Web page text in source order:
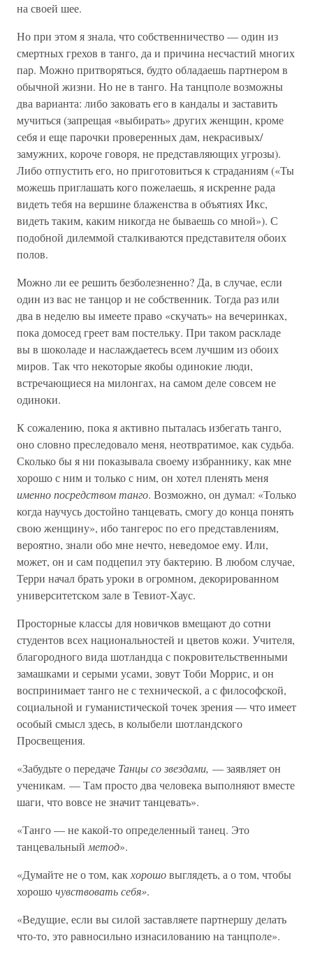
на своей шее.
Но при этом я знала, что собственничество — один из
смертных грехов в танго, да и причина несчастий многих
пар. Можно притворяться, будто обладаешь партнером в
обычной жизни. Но не в танго. На танцполе возможны
два варианта: либо заковать его в кандалы и заставить
мучиться (запрещая «выбирать» других женщин, кроме
себя и еще парочки проверенных дам, некрасивых/
замужних, короче говоря, не представляющих угрозы).
Либо отпустить его, но приготовиться к страданиям («Ты
можешь приглашать кого пожелаешь, я искренне рада
видеть тебя на вершине блаженства в объятиях Икс,
видеть таким, каким никогда не бываешь со мной»). С
подобной дилеммой сталкиваются представителя обоих
полов.
Можно ли ее решить безболезненно? Да, в случае, если
один из вас не танцор и не собственник. Тогда раз или
два в неделю вы имеете право «скучать» на вечеринках,
пока домосед греет вам постельку. При таком раскладе
вы в шоколаде и наслаждаетесь всем лучшим из обоих
миров. Так что некоторые якобы одинокие люди,
встречающиеся на милонгах, на самом деле совсем не
одиноки.
К сожалению, пока я активно пыталась избегать танго,
оно словно преследовало меня, неотвратимое, как судьба.
Сколько бы я ни показывала своему избраннику, как мне
хорошо с ним и только с ним, он хотел пленять меня
именно посредством танго. Возможно, он думал: «Только
когда научусь достойно танцевать, смогу до конца понять
свою женщину», ибо тангерос по его представлениям,
вероятно, знали обо мне нечто, неведомое ему. Или,
может, он и сам подцепил эту бактерию. В любом случае,
Терри начал брать уроки в огромном, декорированном
университетском зале в Тевиот-Хаус.
Просторные классы для новичков вмещают до сотни
студентов всех национальностей и цветов кожи. Учителя,
благородного вида шотландца с покровительственными
замашками и серыми усами, зовут Тоби Моррис, и он
воспринимает танго не с технической, а с философской,
социальной и гуманистической точек зрения — что имеет
особый смысл здесь, в колыбели шотландского
Просвещения.
«Забудьте о передаче Танцы со звездами, — заявляет он
ученикам. — Там просто два человека выполняют вместе
шаги, что вовсе не значит танцевать».
«Танго — не какой-то определенный танец. Это
танцевальный метод».
«Думайте не о том, какхорошовыглядеть, а о том, чтобы
хорошочувствовать себя».
«Ведущие, если вы силой заставляете партнершу делать
что-то, это равносильно изнасилованию на танцполе».